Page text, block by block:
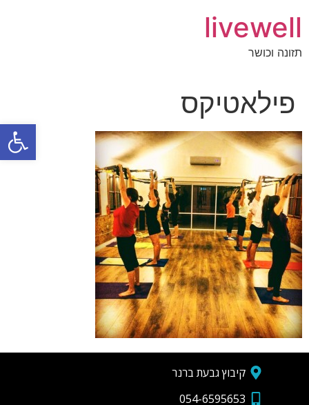
פתח
livewell
תזונה וכושר
פילאטיקס
קיבוץ גבעת ברנר
054-6595653